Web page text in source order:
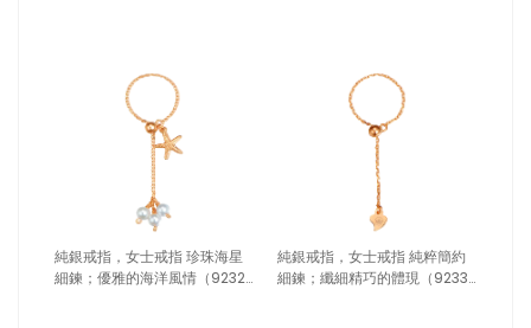
純銀戒指，女士戒指 珍珠海星
細鍊；優雅的海洋風情（9232
純銀戒指，女士戒指 純粹簡約
細鍊；纖細精巧的體現（9233